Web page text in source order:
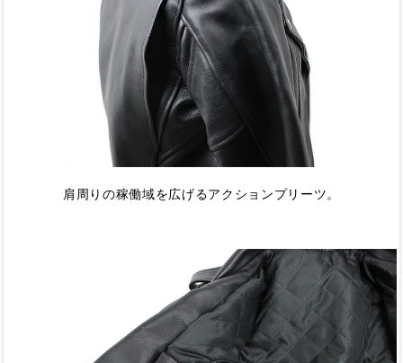
肩周りの稼働域を広げるアクションプリーツ。